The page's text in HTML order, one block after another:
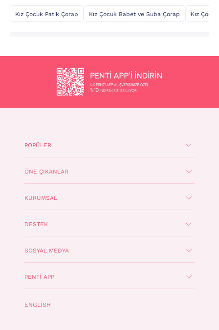
Kız Çocuk Patik Çorap Kız Çocuk Babet ve Suba Çorap Kız
POPÜLER
ÖNE ÇIKANLAR
KURUMSAL
DESTEK
SOSYAL MEDYA
PENTI APP
ENGLISH